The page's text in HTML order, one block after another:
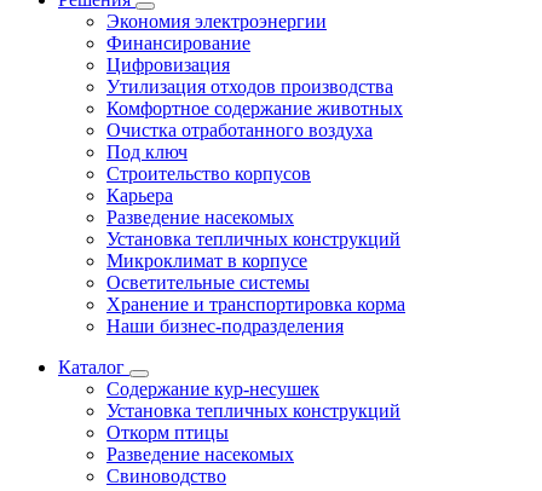
Экономия электроэнергии
Финансирование
Цифровизация
Утилизация отходов производства
Комфортное содержание животных
Очистка отработанного воздуха
Под ключ
Строительство корпусов
Карьера
Разведение насекомых
Установка тепличных конструкций
Микроклимат в корпусе
Осветительные системы
Хранение и транспортировка корма
Наши бизнес-подразделения
Каталог
Содержание кур-несушек
Установка тепличных конструкций
Откорм птицы
Разведение насекомых
Свиноводство